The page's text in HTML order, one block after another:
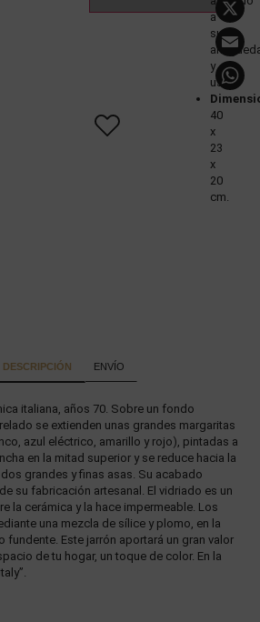
a
su
y
uso
40
x
23
x
20
cm.
DESCRIPCIÓN ENVÍO
italiana, años 70. Sobre un fondo
se extienden unas grandes margaritas
azul eléctrico, amarillo y rojo), pintadas a
en la mitad superior y se reduce hacia la
grandes y finas asas. Su acabado
su fabricación artesanal. El vidriado es un
la cerámica y la hace impermeable. Los
una mezcla de sílice y plomo, en la
fundente. Este jarrón aportará un gran valor
de tu hogar, un toque de color. En la